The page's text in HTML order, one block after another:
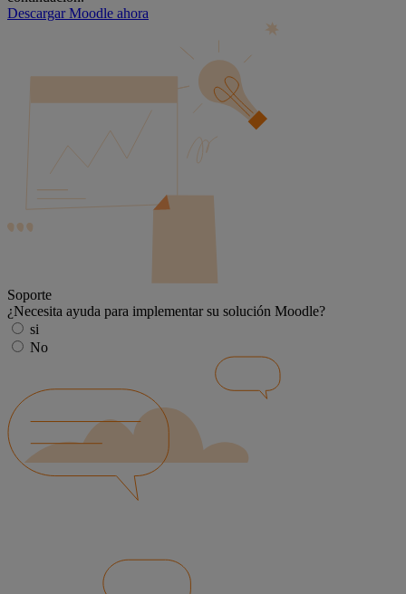
Descargar Moodle ahora
Soporte
¿Necesita ayuda para implementar su solución Moodle?
si
No